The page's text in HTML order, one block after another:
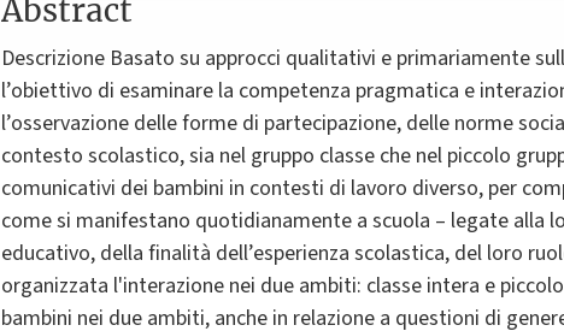
Abstract
Descrizione Basato su approcci qualitativi e primariamente
l’obiettivo di esaminare la competenza pragmatica e
l’osservazione delle forme di partecipazione, delle norme
contesto scolastico, sia nel gruppo classe che nel piccolo
comunicativi dei bambini in contesti di lavoro diverso, per
come si manifestano quotidianamente a scuola – legate
educativo, della finalità dell’esperienza scolastica, del loro
organizzata l'interazione nei due ambiti: classe intera e
bambini nei due ambiti, anche in relazione a questioni di